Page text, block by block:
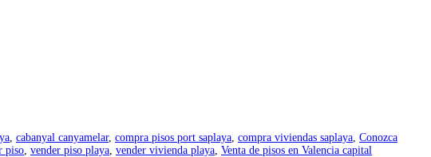
cabanyal canyamelar, compra pisos port saplaya compra viviendas saplaya Conozca
piso vender piso playa vender vivienda playa Venta de pisos en Valencia capital